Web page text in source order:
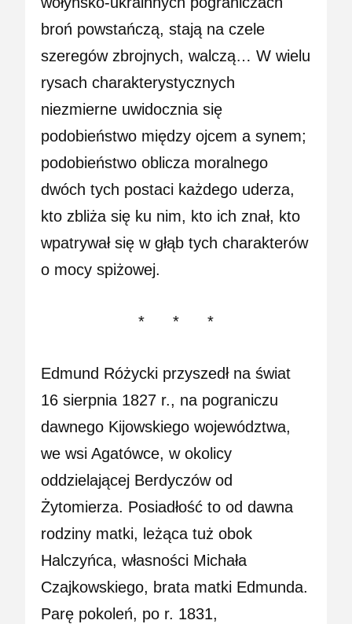
broń powstańczą, stają na czele
szeregów zbrojnych, walczą… W wielu
rysach charakterystycznych
niezmierne uwidocznia się
podobieństwo między ojcem a synem;
podobieństwo oblicza moralnego
dwóch tych postaci każdego uderza,
kto zbliża się ku nim, kto ich znał, kto
wpatrywał się w głąb tych charakterów
o mocy spiżowej.
* * *
Edmund Różycki przyszedł na świat
16 sierpnia 1827 r., na pograniczu
dawnego Kijowskiego województwa,
we wsi Agatówce, w okolicy
oddzielającej Berdyczów od
Żytomierza. Posiadłość to od dawna
rodziny matki, leżąca tuż obok
Halczyńca, własności Michała
Czajkowskiego, brata matki Edmunda.
Parę pokoleń, po r. 1831,